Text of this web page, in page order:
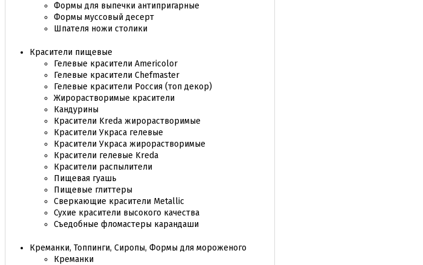
Формы для выпечки антипригарные
Формы муссовый десерт
Шпателя ножи столики
Красители пищевые
Гелевые красители Americolor
Гелевые красители Chefmaster
Гелевые красители Россия (топ декор)
Жирорастворимые красители
Кандурины
Красители Kreda жирорастворимые
Красители Украса гелевые
Красители Украса жирорастворимые
Красители гелевые Kreda
Красители распылители
Пищевая гуашь
Пищевые глиттеры
Сверкающие красители Metallic
Сухие красители высокого качества
Съедобные фломастеры карандаши
Креманки, Топпинги, Сиропы, Формы для мороженого
Креманки